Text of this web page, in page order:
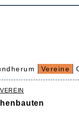
Vereine